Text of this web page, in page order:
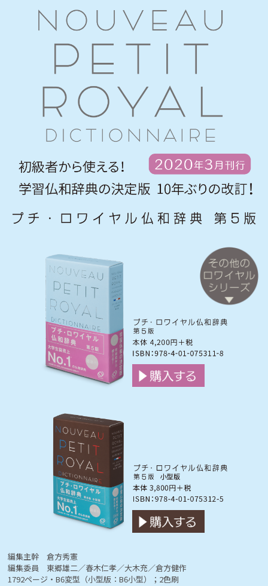
編集主幹 倉方秀憲
編集委員 東郷雄二／春木仁孝／大木充／倉方健作
1792ページ・B6変型（小型版：B6小型）；2色刷